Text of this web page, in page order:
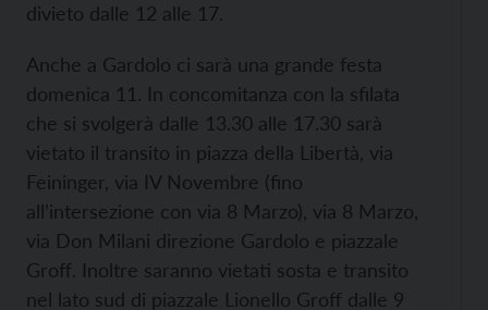
divieto dalle 12 alle 17.
Anche a Gardolo ci sarà una grande festa
domenica 11. In concomitanza con la sfilata
che si svolgerà dalle 13.30 alle 17.30 sarà
vietato il transito in piazza della Libertà, via
Feininger, via IV Novembre (fino
all’intersezione con via 8 Marzo), via 8 Marzo,
via Don Milani direzione Gardolo e piazzale
Groff. Inoltre saranno vietati sosta e transito
nel lato sud di piazzale Lionello Groff dalle 9